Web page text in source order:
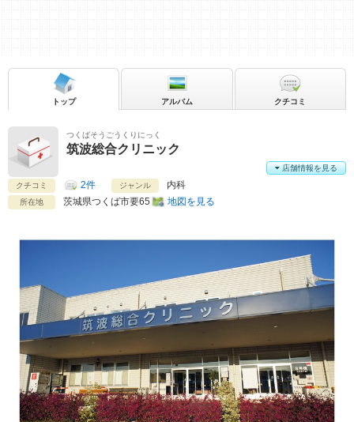
つくばそうごうくりにっく
筑波総合クリニック
クチコミ 2件 ジャンル 内科
所在地 茨城県つくば市要65 地図を見る
店舗情報を見る
トップ アルバム クチコミ